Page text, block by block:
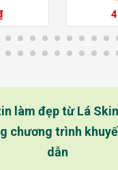
làm đẹp từ Lá
chương trình
dẫn